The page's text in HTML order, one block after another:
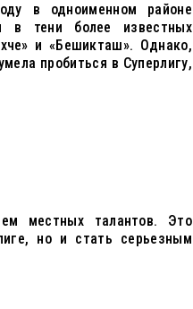
в одноименном районе
в тени более известных
и «Бешикташ». Однако,
пробиться в Суперлигу,
местных талантов. Это
но и стать серьезным